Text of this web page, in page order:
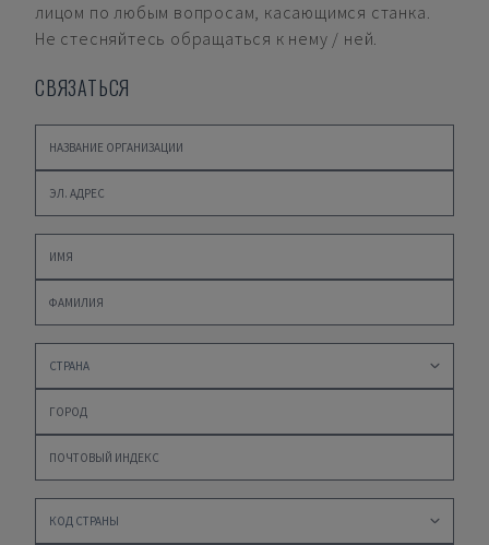
лицом по любым вопросам, касающимся станка.
Не стесняйтесь обращаться к нему / ней.
СВЯЗАТЬСЯ